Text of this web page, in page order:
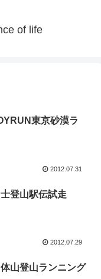
of life
東京砂漠ラ
2012.07.31
登山駅伝試走
2012.07.29
山登山ランニング